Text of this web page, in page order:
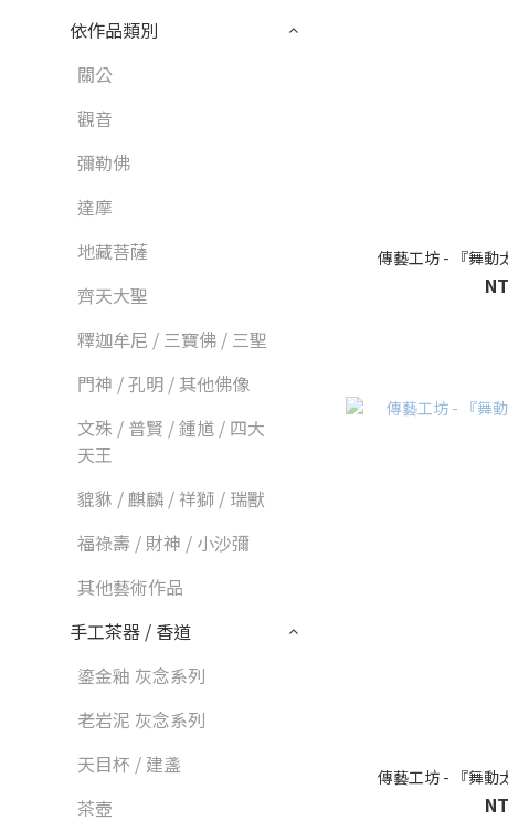
依作品類別
關公
觀音
彌勒佛
達摩
地藏菩薩
齊天大聖
釋迦牟尼 / 三寶佛 / 三聖
門神 / 孔明 / 其他佛像
文殊 / 普賢 / 鍾馗 / 四大
天王
貔貅 / 麒麟 / 祥獅 / 瑞獸
福祿壽 / 財神 / 小沙彌
其他藝術作品
手工茶器 / 香道
鎏金釉 灰念系列
老岩泥 灰念系列
天目杯 / 建盞
茶壺
傳藝工坊 - 『舞動
傳藝工坊 - 『舞動